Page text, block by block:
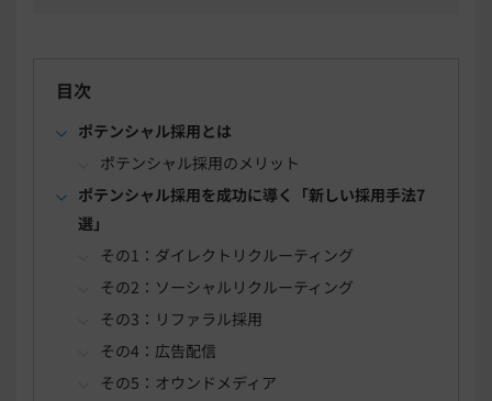
目次
ポテンシャル採用とは
ポテンシャル採用のメリット
ポテンシャル採用を成功に導く「新しい採用手法7
選」
その1：ダイレクトリクルーティング
その2：ソーシャルリクルーティング
その3：リファラル採用
その4：広告配信
その5：オウンドメディア